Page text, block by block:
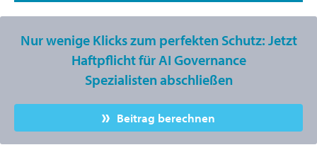
Nur wenige Klicks zum perfekten Schutz: Jetzt
Haftpflicht für AI Governance
Spezialisten abschließen
Beitrag berechnen